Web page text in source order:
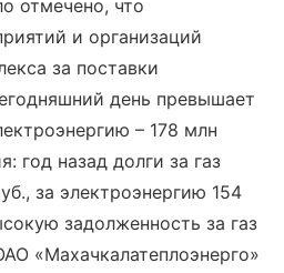
отмечено, что
и организаций
за поставки
день превышает
– 178 млн
год назад долги за газ
за электроэнергию 154
задолженность за газ
«Махачкалатеплоэнерго»